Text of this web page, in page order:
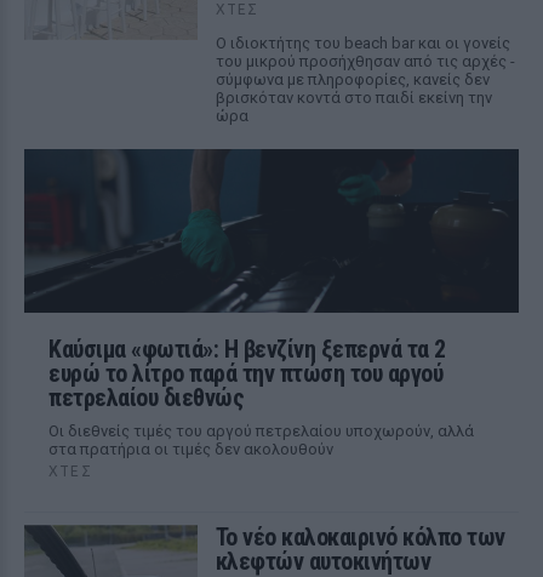
ΧΤΕΣ
Ο ιδιοκτήτης του beach bar και οι γονείς
του μικρού προσήχθησαν από τις αρχές -
σύμφωνα με πληροφορίες, κανείς δεν
βρισκόταν κοντά στο παιδί εκείνη την
ώρα
Καύσιμα «φωτιά»: Η βενζίνη ξεπερνά τα 2
ευρώ το λίτρο παρά την πτώση του αργού
πετρελαίου διεθνώς
Οι διεθνείς τιμές του αργού πετρελαίου υποχωρούν, αλλά
στα πρατήρια οι τιμές δεν ακολουθούν
ΧΤΕΣ
Το νέο καλοκαιρινό κόλπο των
κλεφτών αυτοκινήτων